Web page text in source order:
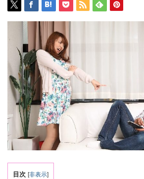
目次 [非表示]